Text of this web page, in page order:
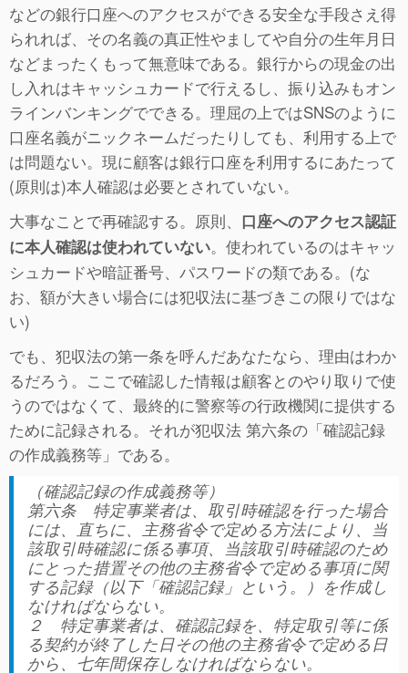
などの銀行口座へのアクセスができる安全な手段さえ得
られれば、その名義の真正性やましてや自分の生年月日
などまったくもって無意味である。銀行からの現金の出
し入れはキャッシュカードで行えるし、振り込みもオン
ラインバンキングでできる。理屈の上ではSNSのように
口座名義がニックネームだったりしても、利用する上で
は問題ない。現に顧客は銀行口座を利用するにあたって
(原則は)本人確認は必要とされていない。
大事なことで再確認する。原則、 口座へのアクセス認証
に本人確認は使われていない。使われているのはキャッ
シュカードや暗証番号、パスワードの類である。(な
お、額が大きい場合には犯収法に基づきこの限りではな
い)
でも、犯収法の第一条を呼んだあなたなら、理由はわか
るだろう。ここで確認した情報は顧客とのやり取りで使
うのではなくて、最終的に警察等の行政機関に提供する
ために記録される。それが犯収法 第六条の「確認記録
の作成義務等」である。
（確認記録の作成義務等）
第六条 特定事業者は、取引時確認を行った場合
には、直ちに、主務省令で定める方法により、当
該取引時確認に係る事項、当該取引時確認のため
にとった措置その他の主務省令で定める事項に関
する記録（以下「確認記録」という。）を作成し
なければならない。
２ 特定事業者は、確認記録を、特定取引等に係
る契約が終了した日その他の主務省令で定める日
から、七年間保存しなければならない。